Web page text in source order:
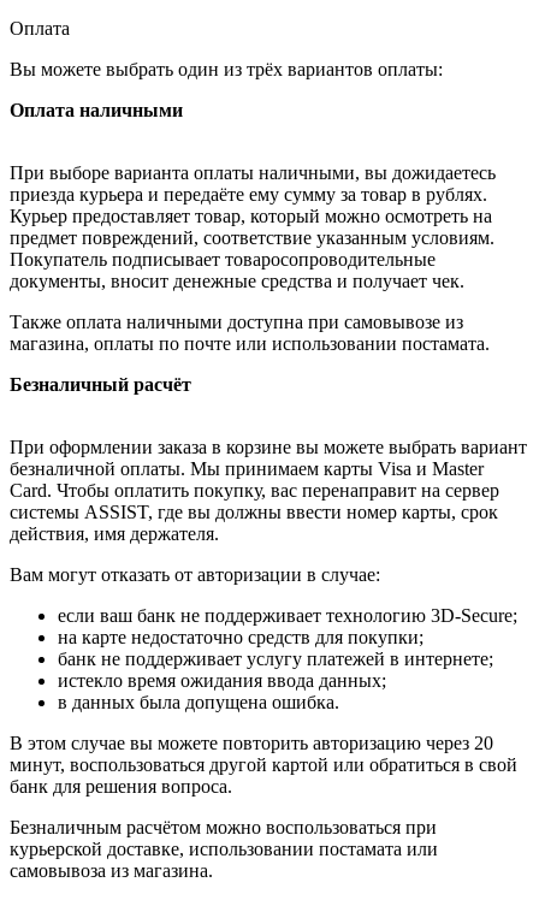
Оплата
Вы можете выбрать один из трёх вариантов оплаты:
Оплата наличными
При выборе варианта оплаты наличными, вы дожидаетесь
приезда курьера и передаёте ему сумму за товар в рублях.
Курьер предоставляет товар, который можно осмотреть на
предмет повреждений, соответствие указанным условиям.
Покупатель подписывает товаросопроводительные
документы, вносит денежные средства и получает чек.
Также оплата наличными доступна при самовывозе из
магазина, оплаты по почте или использовании постамата.
Безналичный расчёт
При оформлении заказа в корзине вы можете выбрать вариант
безналичной оплаты. Мы принимаем карты Visa и Master
Card. Чтобы оплатить покупку, вас перенаправит на сервер
системы ASSIST, где вы должны ввести номер карты, срок
действия, имя держателя.
Вам могут отказать от авторизации в случае:
если ваш банк не поддерживает технологию 3D-Secure;
на карте недостаточно средств для покупки;
банк не поддерживает услугу платежей в интернете;
истекло время ожидания ввода данных;
в данных была допущена ошибка.
В этом случае вы можете повторить авторизацию через 20
минут, воспользоваться другой картой или обратиться в свой
банк для решения вопроса.
Безналичным расчётом можно воспользоваться при
курьерской доставке, использовании постамата или
самовывоза из магазина.